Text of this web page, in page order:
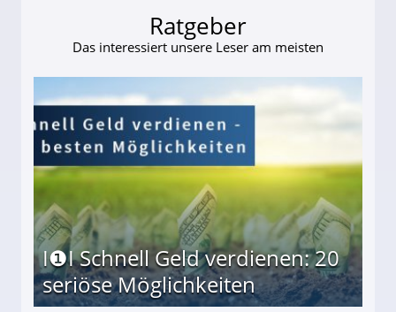
Ratgeber
Das interessiert unsere Leser am meisten
I❶I Schnell Geld verdienen: 20
seriöse Möglichkeiten